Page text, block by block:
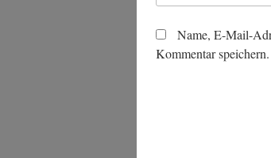
Name, E-Mail-
Kommentar speichern.